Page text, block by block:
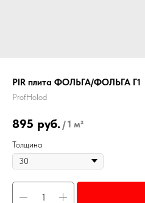
PIR плита ФОЛЬГА/ФОЛЬГА Г1
ProfHolod
895 руб. /1 м²
Толщина